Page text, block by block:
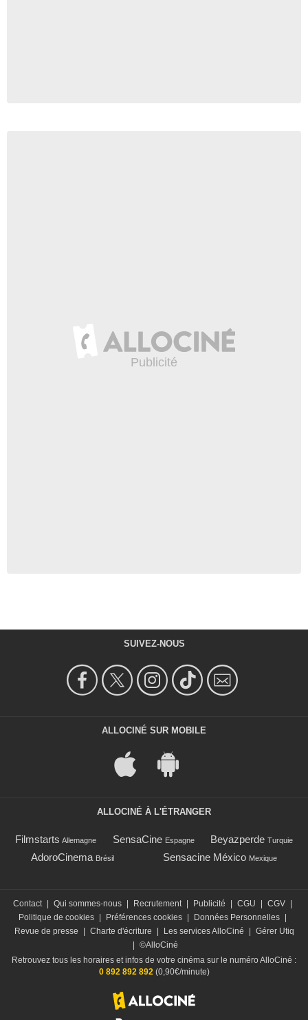
SUIVEZ-NOUS
ALLOCINÉ SUR MOBILE
ALLOCINÉ À L'ÉTRANGER
Filmstarts Allemagne SensaCine Espagne Beyazperde Turquie
AdoroCinema Brésil Sensacine México Mexique
Contact Qui sommes-nous Recrutement Publicité CGU CGV
Politique de cookies
Préférences cookies Données Personnelles
Revue de presse
Charte d'écriture Les services AlloCiné
Gérer Utiq
©AlloCiné
Retrouvez tous les horaires et infos de votre cinéma sur le numéro AlloCiné :
0 892 892 892(0,90€/minute)